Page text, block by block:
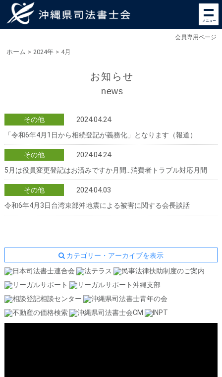
メニュー
会員専用ページ
ホーム > 2024年 > 4月
お知らせ
news
その他 2024.04.24
「令和6年4月1日から相続登記が義務化」となります（報道）
その他 2024.04.24
5月は役員変更登記はお済みですか月間…消費者トラブル対応月間
その他 2024.04.03
令和6年4月3日台湾東部沖地震による被害に関する会長談話
カテゴリー・アーカイブを表示